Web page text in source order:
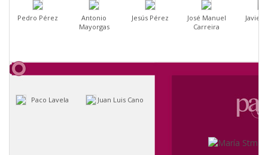
Pedro Pérez
Antonio
Mayorgas
Jesús Pérez
José Manuel
Carreira
Javier
Paco Lavela Juan Luis Cano